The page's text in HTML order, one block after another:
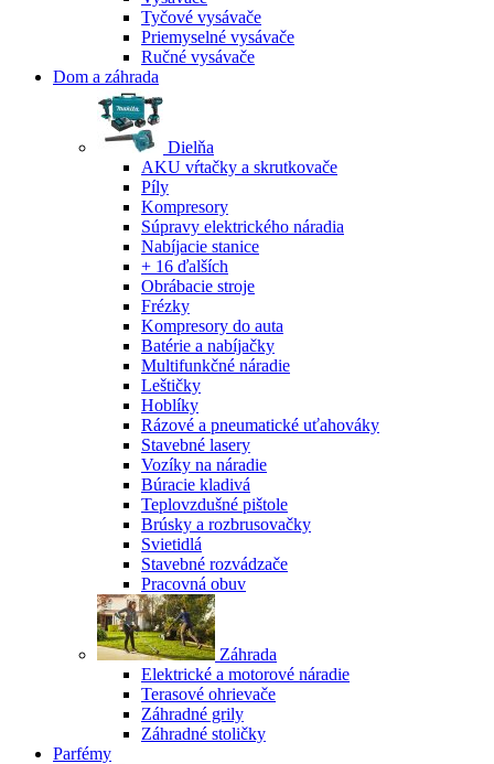
Tyčové vysávače
Priemyselné vysávače
Ručné vysávače
Dom a záhrada
Dielňa
AKU vŕtačky a skrutkovače
Píly
Kompresory
Súpravy elektrického náradia
Nabíjacie stanice
+ 16 ďalších
Obrábacie stroje
Frézky
Kompresory do auta
Batérie a nabíjačky
Multifunkčné náradie
Leštičky
Hoblíky
Rázové a pneumatické uťahováky
Stavebné lasery
Vozíky na náradie
Búracie kladivá
Teplovzdušné pištole
Brúsky a rozbrusovačky
Svietidlá
Stavebné rozvádzače
Pracovná obuv
Záhrada
Elektrické a motorové náradie
Terasové ohrievače
Záhradné grily
Záhradné stoličky
Parfémy